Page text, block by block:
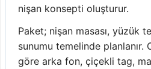
nişan konsepti oluşturur.
Paket; nişan masası, yüzük
sunumu temelinde planlanır.
göre arka fon, çiçekli tag,